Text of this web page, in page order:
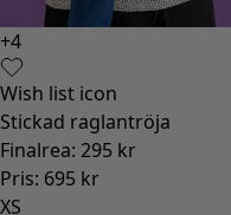
+4
Wish list icon
Stickad raglantröja
Finalrea: 295 kr
Pris: 695 kr
XS